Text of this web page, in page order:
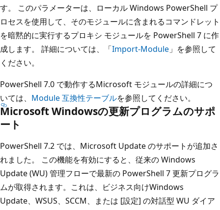
す。 このパラメーターは、ローカル Windows PowerShell プ
ロセスを使用して、そのモジュールに含まれるコマンドレット
を暗黙的に実行するプロキシ モジュールを PowerShell 7 に作
成します。 詳細については、「Import-Module 」を参照して
ください。
PowerShell 7.0 で動作するMicrosoft モジュールの詳細につ
いては、 Module 互換性テーブルを参照してください。
Microsoft Windowsの更新プログラムのサポ
ート
PowerShell 7.2 では、Microsoft Update のサポートが追加さ
れました。 この機能を有効にすると、従来の Windows
Update (WU) 管理フローで最新の PowerShell 7 更新プログラ
ムが取得されます。これは、ビジネス向けWindows
Update、WSUS、SCCM、または [設定] の対話型 WU ダイア